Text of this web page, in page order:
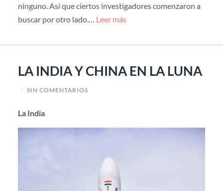
ninguno. Así que ciertos investigadores comenzaron a
buscar por otro lado.… Leer más
LA INDIA Y CHINA EN LA LUNA
/ SIN COMENTARIOS
La India